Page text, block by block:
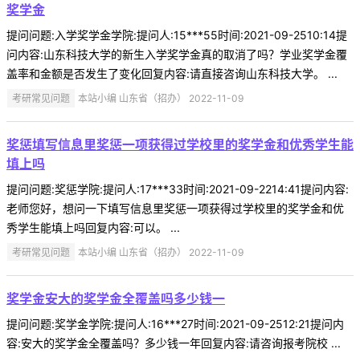
奖学金
提问问题:入学奖学金学院:提问人:15***55时间:2021-09-2510:14提
问内容:山东科技大学的新生入学奖学金真的取消了吗？学业奖学金覆
盖率和金额是否发生了变化回复内容:请直接咨询山东科技大学。 ...
考研常见问题 本站小编 山东省（招办） 2022-11-09
奖惩填写信息里奖惩一项获得过学校里的奖学金和优秀学生能
填上吗
提问问题:奖惩学院:提问人:17***33时间:2021-09-2214:41提问内容:
老师您好，想问一下填写信息里奖惩一项获得过学校里的奖学金和优
秀学生能填上吗回复内容:可以。 ...
考研常见问题 本站小编 山东省（招办） 2022-11-09
奖学金安大的奖学金全覆盖吗多少钱一
提问问题:奖学金学院:提问人:16***27时间:2021-09-2512:21提问内
容:安大的奖学金全覆盖吗？多少钱一年回复内容:请咨询报考院校 ...